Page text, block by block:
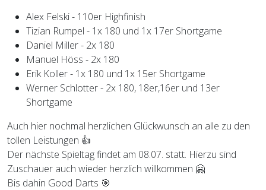
Alex Felski - 110er Highfinish
Tizian Rumpel - 1x 180 und 1x 17er Shortgame
Daniel Miller - 2x 180
Manuel Höss - 2x 180
Erik Koller - 1x 180 und 1x 15er Shortgame
Werner Schlotter - 2x 180, 18er,16er und 13er
Shortgame
Auch hier nochmal herzlichen Glückwunsch an alle zu den
tollen Leistungen 👍
Der nächste Spieltag findet am 08.07. statt. Hierzu sind
Zuschauer auch wieder herzlich willkommen 🤗
Bis dahin Good Darts 🎯